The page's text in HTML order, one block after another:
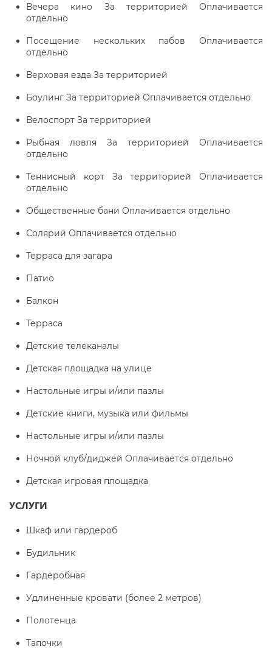
Вечера кино За территорией Оплачивается
отдельно
Посещение нескольких пабов Оплачивается
отдельно
Верховая езда За территорией
Боулинг За территорией Оплачивается отдельно
Велоспорт За территорией
Рыбная ловля За территорией Оплачивается
отдельно
Теннисный корт За территорией Оплачивается
отдельно
Общественные бани Оплачивается отдельно
Солярий Оплачивается отдельно
Терраса для загара
Патио
Балкон
Терраса
Детские телеканалы
Детская площадка на улице
Настольные игры и/или пазлы
Детские книги, музыка или фильмы
Настольные игры и/или пазлы
Ночной клуб/диджей Оплачивается отдельно
Детская игровая площадка
УСЛУГИ
Шкаф или гардероб
Будильник
Гардеробная
Удлиненные кровати (более 2 метров)
Полотенца
Тапочки